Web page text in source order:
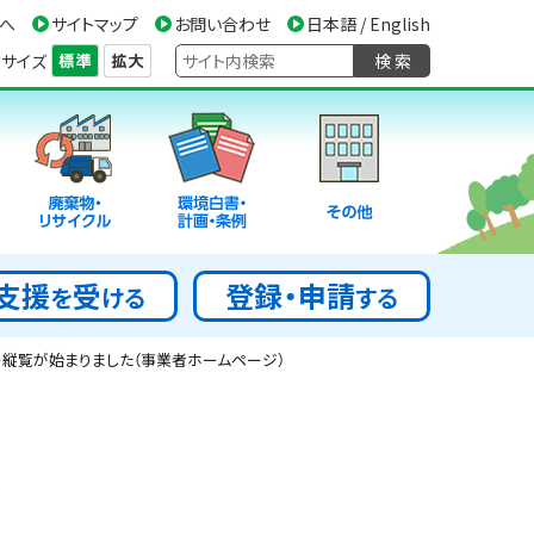
サイトマップ お問い合わせ
日本語 / English
イズ 検 索
廃棄物・
リサイクル
環境白書・
計画・条例
その他
援を受ける 登録・申請する
が始まりました（事業者ホームページ）